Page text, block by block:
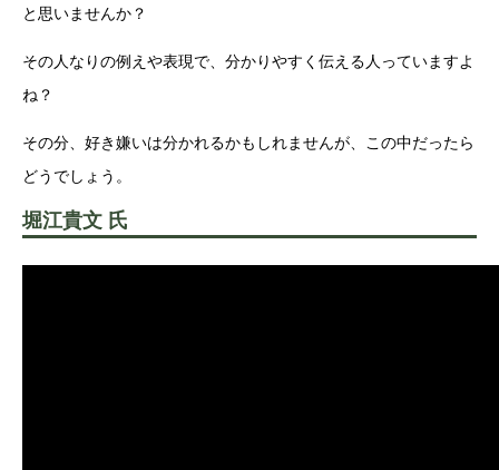
と思いませんか？
その人なりの例えや表現で、分かりやすく伝える人っていますよ
ね？
その分、好き嫌いは分かれるかもしれませんが、この中だったら
どうでしょう。
堀江貴文 氏